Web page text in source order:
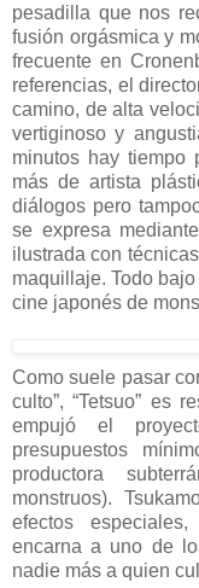
pesadilla que nos
fusión orgásmica y
frecuente en
referencias, el
camino, de alta
vertiginoso y
minutos hay tiempo
más de artista
diálogos pero
se expresa
ilustrada con
maquillaje. Todo
cine japonés de
Como suele pasar
culto”, “Tetsuo” es
empujó el
presupuestos
productora
monstruos).
efectos
encarna a uno de
nadie más a quien